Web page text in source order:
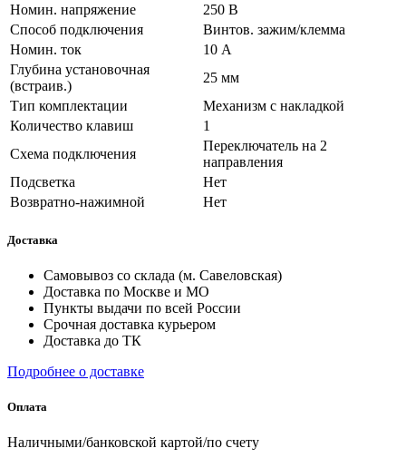
Номин. напряжение
250 В
Способ подключения
Винтов. зажим/клемма
Номин. ток
10 А
Глубина установочная
(встраив.)
25 мм
Тип комплектации
Механизм с накладкой
Количество клавиш
1
Схема подключения
Переключатель на 2
направления
Подсветка
Нет
Возвратно-нажимной
Нет
Доставка
Самовывоз со склада (м. Савеловская)
Доставка по Москве и МО
Пункты выдачи по всей России
Срочная доставка курьером
Доставка до ТК
Подробнее о доставке
Оплата
Наличными/банковской картой/по счету